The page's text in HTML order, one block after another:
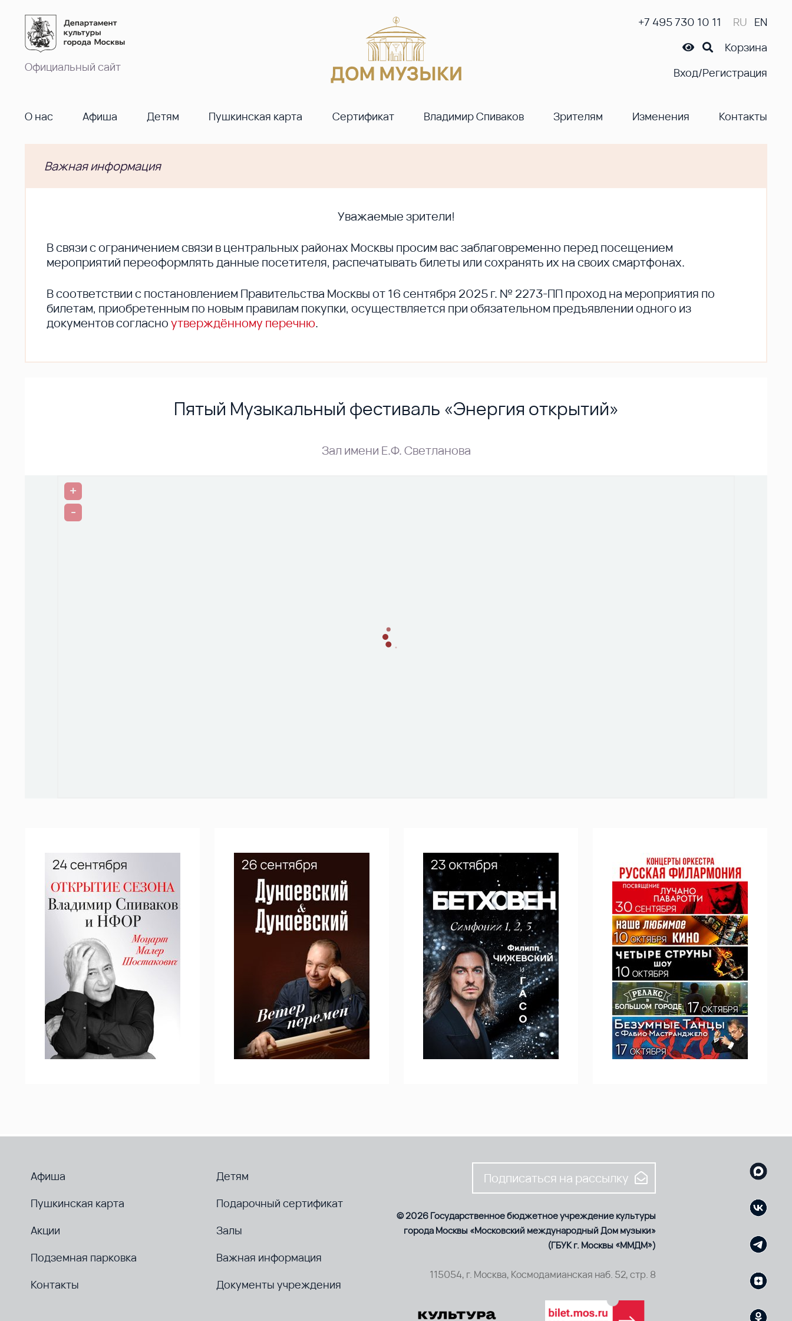
Официальный сайт
+7 495 730 10 11 RU EN
Корзина
Вход/Регистрация
О нас Афиша Детям Пушкинская карта Сертификат Владимир Спиваков Зрителям Изменения Контакты
Важная информация
Уважаемые зрители!
В cвязи с ограничением связи в центральных районах Москвы просим вас заблаговременно перед посещением
мероприятий переоформлять данные посетителя, распечатывать билеты или сохранять их на своих смартфонах.
В соответствии с постановлением Правительства Москвы от 16 сентября 2025 г. № 2273-ПП проход на мероприятия по
билетам, приобретенным по новым правилам покупки, осуществляется при обязательном предъявлении одного из
документов согласноутверждённому перечню.
Пятый Музыкальный фестиваль «Энергия открытий»
Зал имени Е.Ф. Светланова
+
-
Афиша
Детям
Пушкинская карта
Подарочный сертификат
Акции
Залы
Подземная парковка
Важная информация
Контакты
Документы учреждения
Подписаться на рассылку
© 2026 Государственное бюджетное учреждение культуры
города Москвы «Московский международный Дом музыки»
(ГБУК г. Москвы «ММДМ»)
115054, г. Москва, Космодамианская наб. 52, стр. 8